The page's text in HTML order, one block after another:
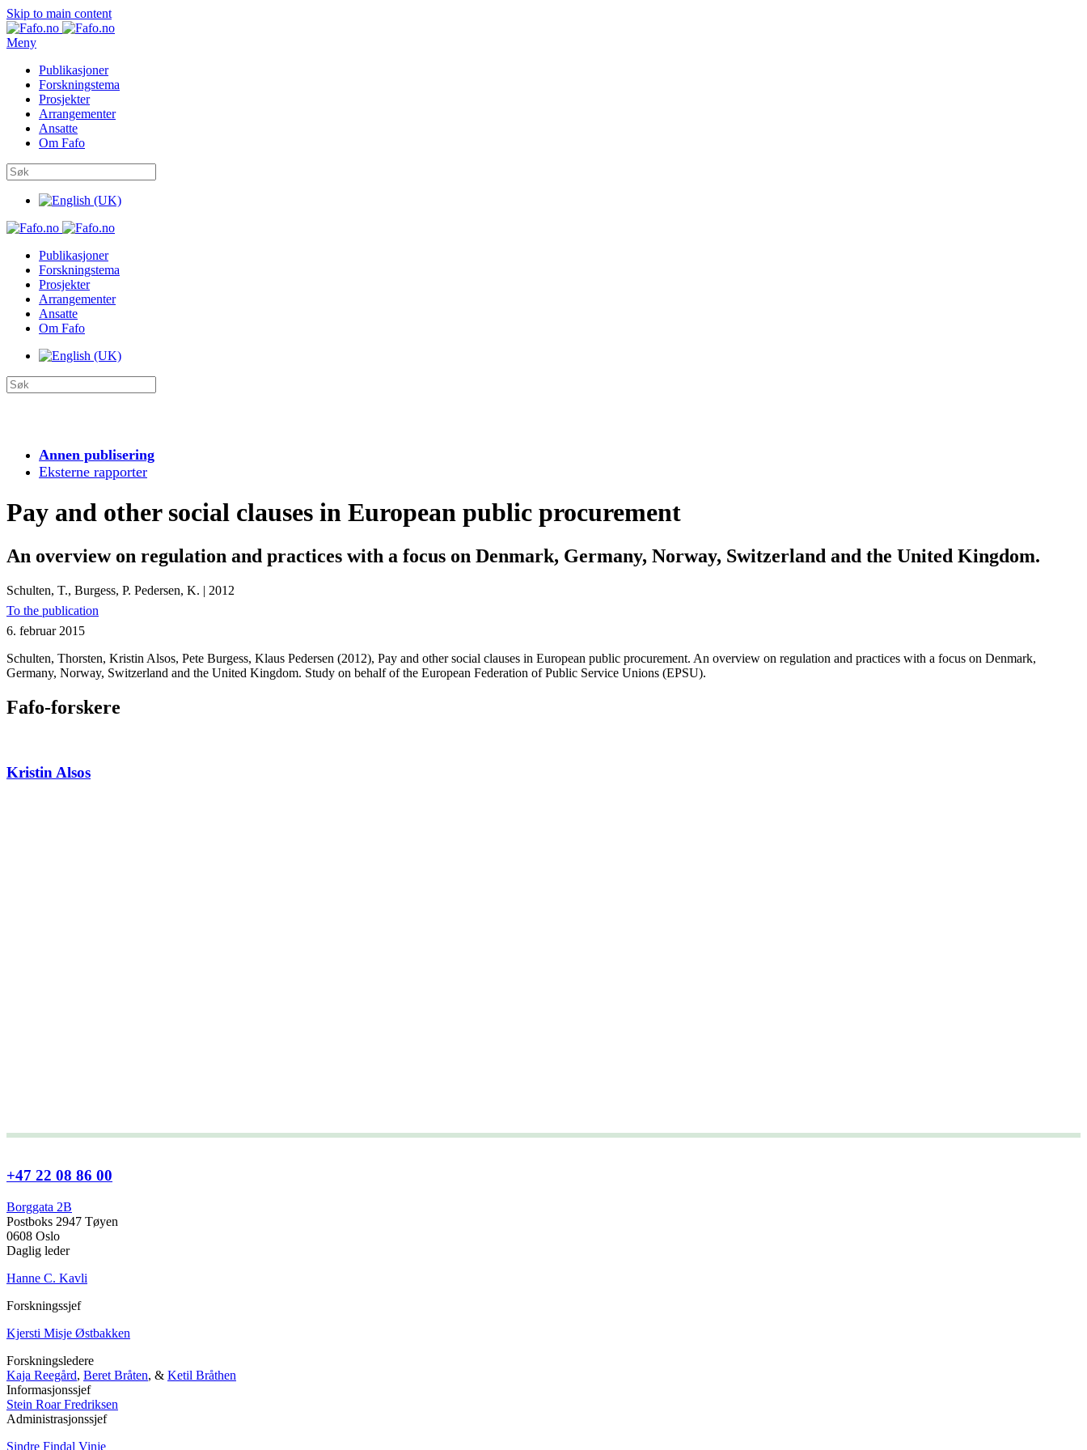
Skip to main content
Meny
Publikasjoner
Forskningstema
Prosjekter
Arrangementer
Ansatte
Om Fafo
Publikasjoner
Forskningstema
Prosjekter
Arrangementer
Ansatte
Om Fafo
Annen publisering
Eksterne rapporter
Pay and other social clauses in European public procurement
An overview on regulation and practices with a focus on Denmark, Germany, Norway, Switzerland and the United Kingdom.
Schulten, T., Burgess, P. Pedersen, K. | 2012
To the publication
6. februar 2015
Schulten, Thorsten, Kristin Alsos, Pete Burgess, Klaus Pedersen (2012), Pay and other social clauses in European public procurement. An overview on regulation and practices with a focus on Denmark,
Germany, Norway, Switzerland and the United Kingdom. Study on behalf of the European Federation of Public Service Unions (EPSU).
Fafo-forskere
Kristin Alsos
+47 22 08 86 00
Borggata 2B
Postboks 2947 Tøyen
0608 Oslo
Daglig leder
Hanne C. Kavli
Forskningssjef
Kjersti Misje Østbakken
Forskningsledere
Kaja Reegård, Beret Bråten, & Ketil Bråthen
Informasjonssjef
Stein Roar Fredriksen
Administrasjonssjef
Sindre Findal Vinje